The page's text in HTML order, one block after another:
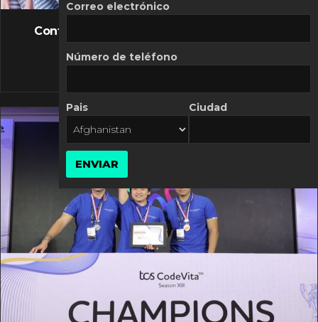
FLASH NEWS
Controversia de Mercado Libre por costos
10 MARZO, 2026
Correo electrónico
Número de teléfono
Pais Ciudad
ENVIAR